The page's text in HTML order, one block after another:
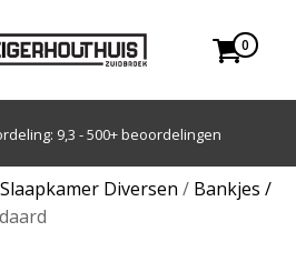
0
9,3 - 500+ beoordelingen
Slaapkamer Diversen / Bankjes /